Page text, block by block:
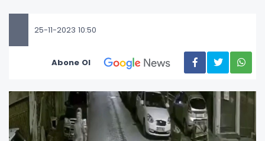
25-11-2023 10:50
Abone Ol